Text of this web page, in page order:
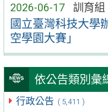
2026-06-17 訓育組
國立臺灣科技大學
空學園大賽」
依公告類別彙
行政公告 ( 5,411 )